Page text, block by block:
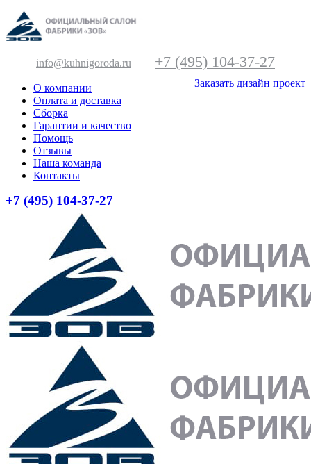
info@kuhnigoroda.ru +7 (495) 104-37-27
Заказать дизайн проект
О компании
Оплата и доставка
Сборка
Гарантии и качество
Помощь
Отзывы
Наша команда
Контакты
+7 (495) 104-37-27